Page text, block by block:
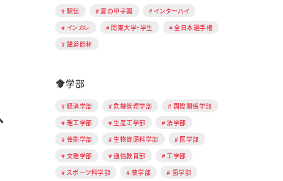
駅伝 夏の甲子園
インターハイ
インカレ
関東大学・学生
全日本選手権
講道館杯
学部
経済学部 危機管理学部
国際関係学部
理工学部
生産工学部
法学部
芸術学部
生物資源科学部
医学部
文理学部
通信教育部
工学部
スポーツ科学部
薬学部
歯学部